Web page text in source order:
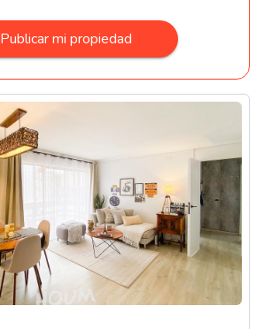
Publicar mi propiedad